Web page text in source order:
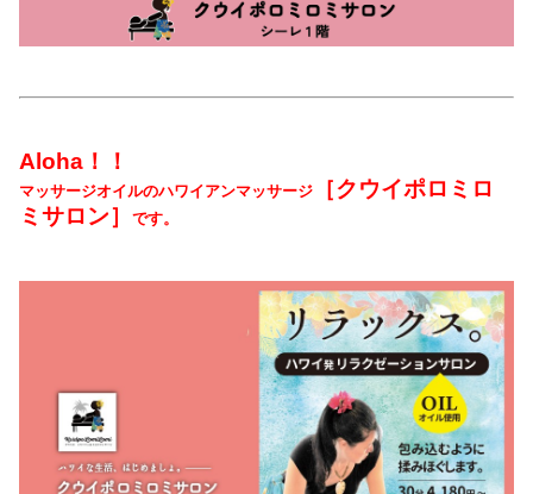
Aloha ！！
マッサージオイルのハワイアンマッサージ
［クウイポロミロ
ミサロン］
です。